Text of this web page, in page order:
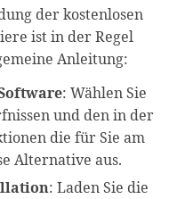
der kostenlosen
ist in der Regel
Anleitung:
: Wählen Sie
und den in der
die für Sie am
Alternative aus.
: Laden Sie die